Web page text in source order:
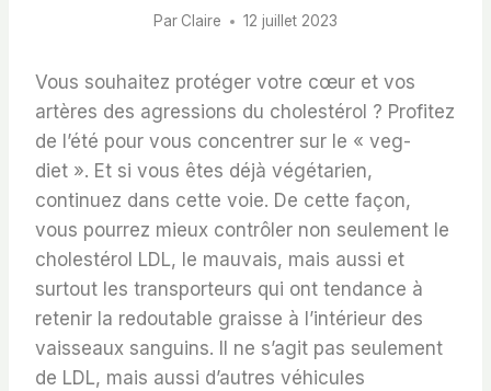
Par Claire 12 juillet 2023
Vous souhaitez protéger votre cœur et vos
artères des agressions du cholestérol ? Profitez
de l’été pour vous concentrer sur le « veg-
diet ». Et si vous êtes déjà végétarien,
continuez dans cette voie. De cette façon,
vous pourrez mieux contrôler non seulement le
cholestérol LDL, le mauvais, mais aussi et
surtout les transporteurs qui ont tendance à
retenir la redoutable graisse à l’intérieur des
vaisseaux sanguins. Il ne s’agit pas seulement
de LDL, mais aussi d’autres véhicules